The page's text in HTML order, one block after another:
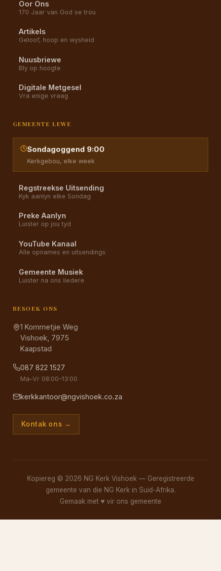
Oor Ons
170 Jaar van God se trou
Artikels
Geloof, hoop en wysheid
Nuusbriewe
Bly op hoogte
Digitale Metgesel
Vra enige vraag
GEMEENTE LEWE
Sondagoggend 9:00
Kerkgebou, elke week
Regstreekse Uitsending
Kyk aanlyn elke Sondag
Preke Aanlyn
Luister op jou tyd
YouTube Kanaal
Alle opnames en uitsendings
Gemeente Musiek
Luister na ons liedere
BESOEK ONS
1 Kommetjie Weg
Vishoek, 7975
Kaapstad
087 822 1527
Ma–Vr 08:00–13:00
kerkkantoor@ngvishoek.co.za
Kontak ons →
Kopiereg © 2026 NG Kerk Vishoek — Geregistreerde
gemeente van die NG Kerk in Suid-Afrika.
Gemaak met ♥ vir ons gemeente